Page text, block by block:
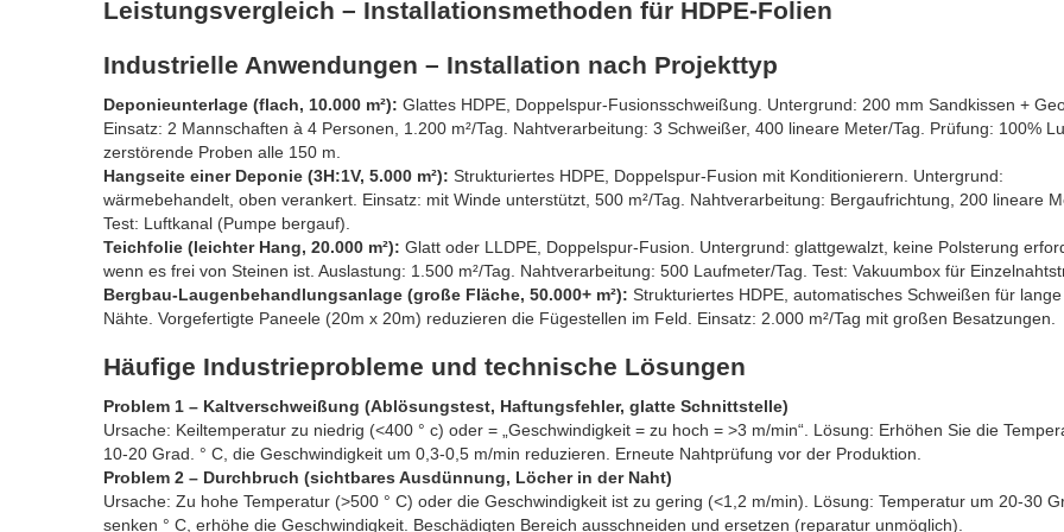
Leistungsvergleich – Installationsmethoden für HDPE-Folien
Industrielle Anwendungen – Installation nach Projekttyp
Deponieunterlage (flach, 10.000 m²): Glattes HDPE, Doppelspur-Fusionsschweißung. Untergrund: 200 mm Sandkissen +
Einsatz: 2 Mannschaften à 4 Personen, 1.200 m²/Tag. Nahtverarbeitung: 3 Schweißer, 400 lineare Meter/Tag. Prüfung: 100%
zerstörende Proben alle 150 m.
Hangseite einer Deponie (3H:1V, 5.000 m²): Strukturiertes HDPE, Doppelspur-Fusion mit Konditionierern. Untergrund:
wärmebehandelt, oben verankert. Einsatz: mit Winde unterstützt, 500 m²/Tag. Nahtverarbeitung: Bergaufrichtung, 200 lineare
Test: Luftkanal (Pumpe bergauf).
Teichfolie (leichter Hang, 20.000 m²): Glatt oder LLDPE, Doppelspur-Fusion. Untergrund: glattgewalzt, keine Polsterung
wenn es frei von Steinen ist. Auslastung: 1.500 m²/Tag. Nahtverarbeitung: 500 Laufmeter/Tag. Test: Vakuumbox für
Bergbau-Laugenbehandlungsanlage (große Fläche, 50.000+ m²): Strukturiertes HDPE, automatisches Schweißen für
Nähte. Vorgefertigte Paneele (20m x 20m) reduzieren die Fügestellen im Feld. Einsatz: 2.000 m²/Tag mit großen Besatzungen.
Häufige Industrieprobleme und technische Lösungen
Problem 1 – Kaltverschweißung (Ablösungstest, Haftungsfehler, glatte Schnittstelle)
Ursache: Keiltemperatur zu niedrig (<400 ° c) oder = „Geschwindigkeit = zu hoch = >3 m/min“. Lösung: Erhöhen Sie die
10-20 Grad. ° C, die Geschwindigkeit um 0,3-0,5 m/min reduzieren. Erneute Nahtprüfung vor der Produktion.
Problem 2 – Durchbruch (sichtbares Ausdünnung, Löcher in der Naht)
Ursache: Zu hohe Temperatur (>500 ° C) oder die Geschwindigkeit ist zu gering (<1,2 m/min). Lösung: Temperatur um 20-30
senken ° C, erhöhe die Geschwindigkeit. Beschädigten Bereich ausschneiden und ersetzen (reparatur unmöglich).